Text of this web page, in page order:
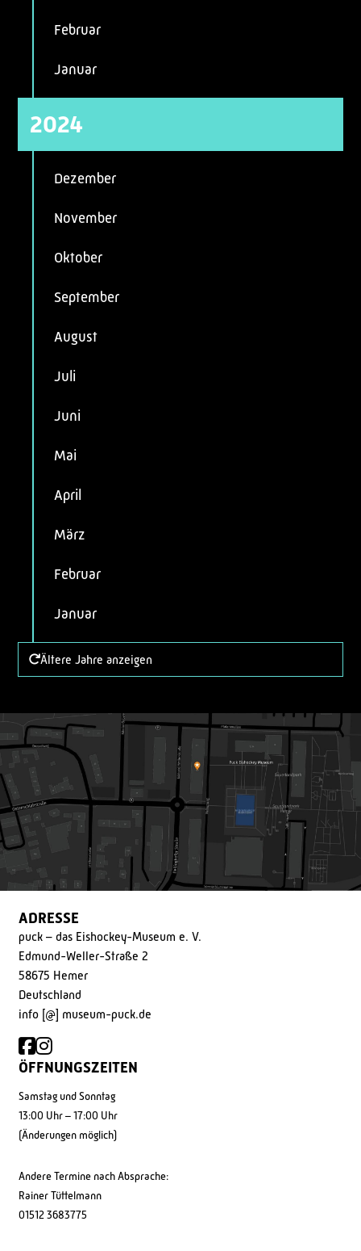
Februar
Januar
2024
Dezember
November
Oktober
September
August
Juli
Juni
Mai
April
März
Februar
Januar
Ältere Jahre anzeigen
ADRESSE
puck – das Eishockey-Museum e. V.
Edmund-Weller-Straße 2
58675 Hemer
Deutschland
info [@] museum-puck.de
ÖFFNUNGSZEITEN
Samstag und Sonntag
13:00 Uhr – 17:00 Uhr
(Änderungen möglich)
Andere Termine nach Absprache:
Rainer Tüttelmann
01512 3683775